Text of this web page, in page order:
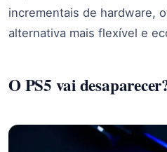
incrementais de hardware,
alternativa mais flexível e
O PS5 vai